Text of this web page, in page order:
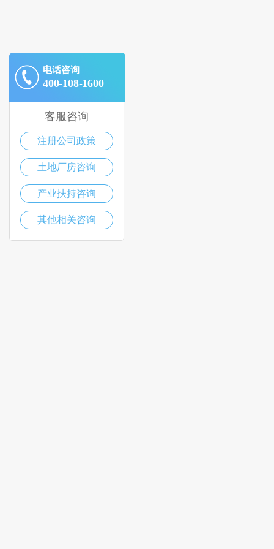
电话咨询
400-108-1600
客服咨询
注册公司政策
土地厂房咨询
产业扶持咨询
其他相关咨询